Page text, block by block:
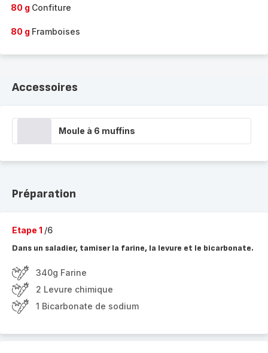
80 g Confiture
80 g Framboises
Accessoires
Moule à 6 muffins
Préparation
Etape 1 /6
Dans un saladier, tamiser la farine, la levure et le bicarbonate.
340g Farine
2 Levure chimique
1 Bicarbonate de sodium